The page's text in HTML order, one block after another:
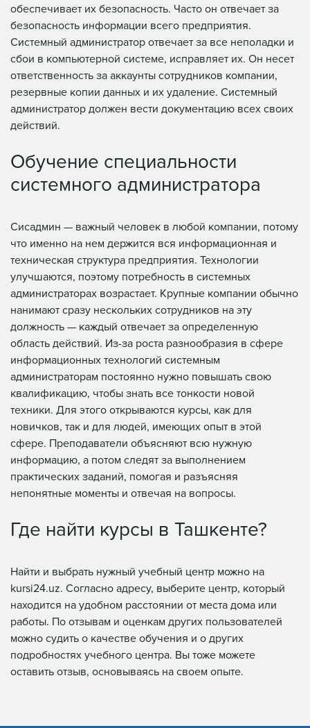
обеспечивает их безопасность. Часто он отвечает за
безопасность информации всего предприятия.
Системный администратор отвечает за все неполадки и
сбои в компьютерной системе, исправляет их. Он несет
ответственность за аккаунты сотрудников компании,
резервные копии данных и их удаление. Системный
администратор должен вести документацию всех своих
действий.
Обучение специальности
системного администратора
Сисадмин — важный человек в любой компании, потому
что именно на нем держится вся информационная и
техническая структура предприятия. Технологии
улучшаются, поэтому потребность в системных
администраторах возрастает. Крупные компании обычно
нанимают сразу нескольких сотрудников на эту
должность — каждый отвечает за определенную
область действий. Из-за роста разнообразия в сфере
информационных технологий системным
администраторам постоянно нужно повышать свою
квалификацию, чтобы знать все тонкости новой
техники. Для этого открываются курсы, как для
новичков, так и для людей, имеющих опыт в этой
сфере. Преподаватели объясняют всю нужную
информацию, а потом следят за выполнением
практических заданий, помогая и разъясняя
непонятные моменты и отвечая на вопросы.
Где найти курсы в Ташкенте?
Найти и выбрать нужный учебный центр можно на
kursi24.uz. Согласно адресу, выберите центр, который
находится на удобном расстоянии от места дома или
работы. По отзывам и оценкам других пользователей
можно судить о качестве обучения и о других
подробностях учебного центра. Вы тоже можете
оставить отзыв, основываясь на своем опыте.